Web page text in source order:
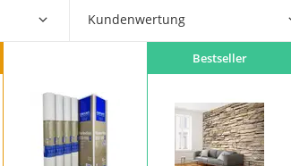
Kundenwertung
Bestseller